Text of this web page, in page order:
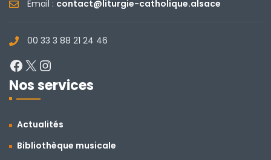
Email : contact@liturgie-catholique.alsace
00 33 3 88 21 24 46
Facebook
X
Nos services
Actualités
Bibliothèque musicale